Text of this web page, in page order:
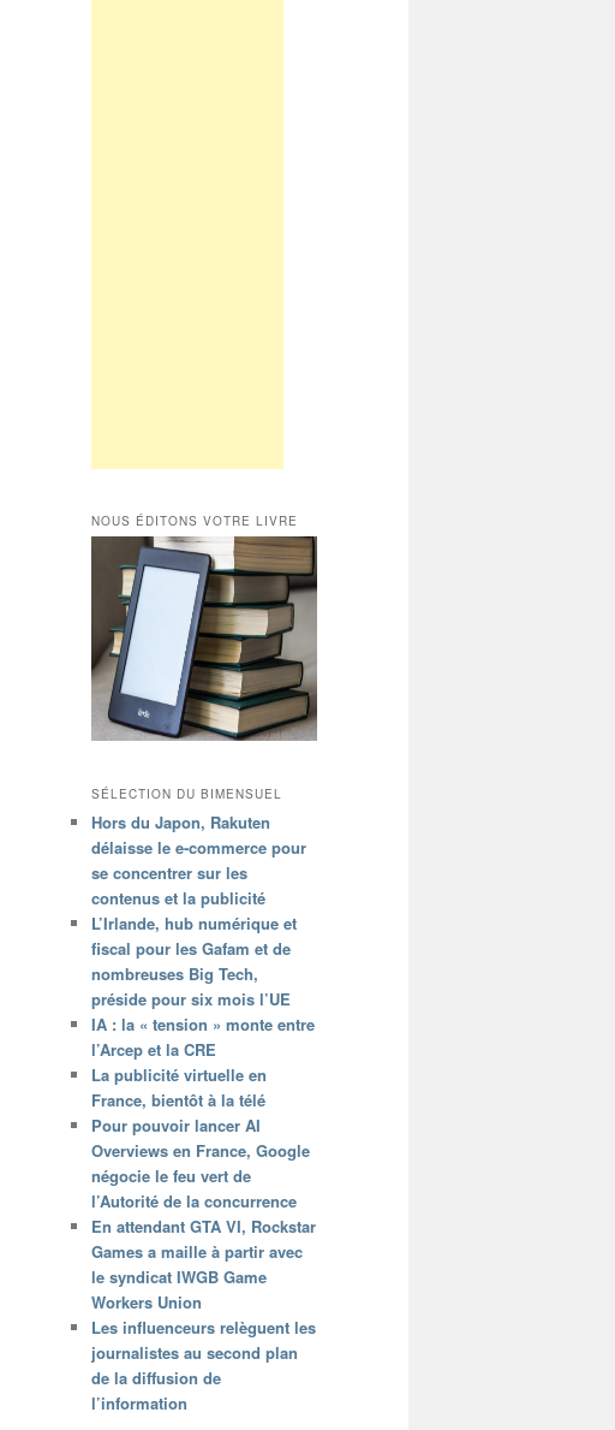
NOUS ÉDITONS VOTRE LIVRE
SÉLECTION DU BIMENSUEL
Hors du Japon, Rakuten
délaisse le e-commerce pour
se concentrer sur les
contenus et la publicité
L’Irlande, hub numérique et
fiscal pour les Gafam et de
nombreuses Big Tech,
préside pour six mois l’UE
IA : la « tension » monte entre
l’Arcep et la CRE
La publicité virtuelle en
France, bientôt à la télé
Pour pouvoir lancer AI
Overviews en France, Google
négocie le feu vert de
l’Autorité de la concurrence
En attendant GTA VI, Rockstar
Games a maille à partir avec
le syndicat IWGB Game
Workers Union
Les influenceurs relèguent les
journalistes au second plan
de la diffusion de
l’information